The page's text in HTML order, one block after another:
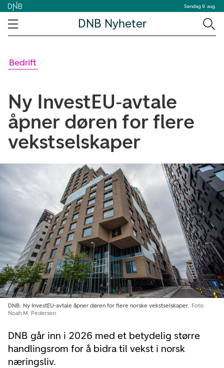
Søndag 9. aug.
DNB Nyheter
Bedrift
Ny InvestEU‑avtale
åpner døren for flere
vekstselskaper
DNB går inn i 2026 med et betydelig større
handlingsrom for å bidra til vekst i norsk
næringsliv.
DNB: Ny InvestEU‑avtale åpner døren for flere norske vekstselskaper. Foto:
Noah M. Pedersen